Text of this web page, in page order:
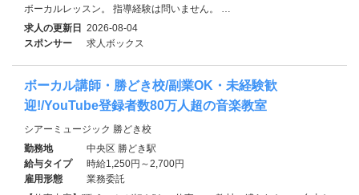
ボーカルレッスン。 指導経験は問いません。 …
求人の更新日 2026-08-04
スポンサー
求人ボックス
ボーカル講師・勝どき校/副業OK・未経験歓
迎!/YouTube登録者数80万人超の音楽教室
シアーミュージック 勝どき校
勤務地
中央区 勝どき駅
給与タイプ
時給1,250円～2,700円
雇用形態
業務委託